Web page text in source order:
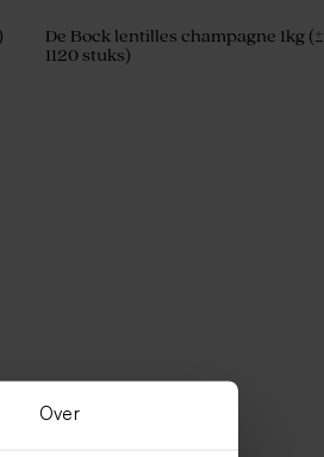
Over
De Bock lentilles champagne 1kg (±
1120 stuks)